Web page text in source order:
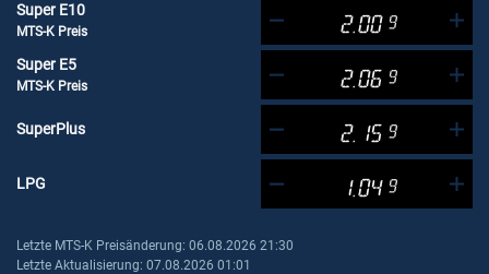
Super E10
MTS-K Preis 2.00 9
Super E5
MTS-K Preis 2.06 9
SuperPlus 2.15 9
LPG 1.04 9
Letzte MTS-K Preisänderung: 06.08.2026 21:30
Letzte Aktualisierung: 07.08.2026 01:01